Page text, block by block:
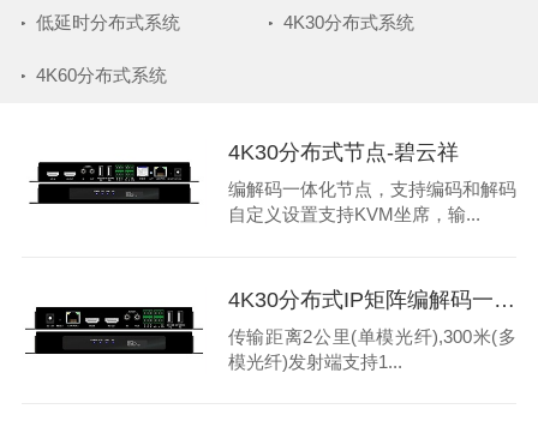
低延时分布式系统 4K30分布式系统
4K60分布式系统
4K30分布式节点-碧云祥
编解码一体化节点，支持编码和解码
自定义设置支持KVM坐席，输...
4K30分布式IP矩阵编解码一体节点-碧云祥
传输距离2公里(单模光纤),300米(多
模光纤)发射端支持1...